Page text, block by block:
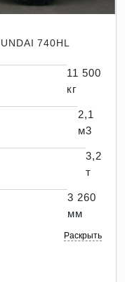
740HL
11 500
кг
2,1
м3
3,2
т
3 260
мм
Раскрыть